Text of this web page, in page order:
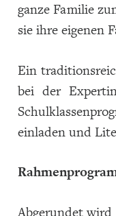
ganze Familie
sie ihre eigenen
Ein
bei der
einladen und